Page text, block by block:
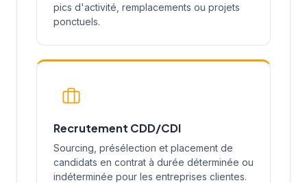
pics d'activité, remplacements ou projets
ponctuels.
Recrutement CDD/CDI
Sourcing, présélection et placement de
candidats en contrat à durée déterminée ou
indéterminée pour les entreprises clientes.